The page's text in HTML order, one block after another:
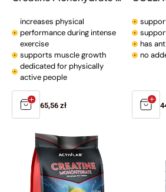
: increases physical
performance during intense
exercise
supports muscle growth
dedicated for physically
active people
Regular
65,56 zł
has
no